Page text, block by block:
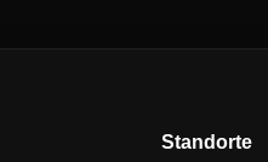
Standorte